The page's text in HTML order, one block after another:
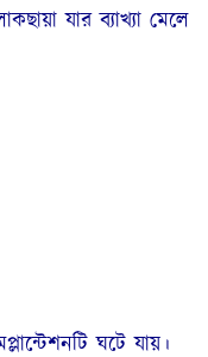
যার ব্যাখ্যা মেলে
ঘটে যায়।